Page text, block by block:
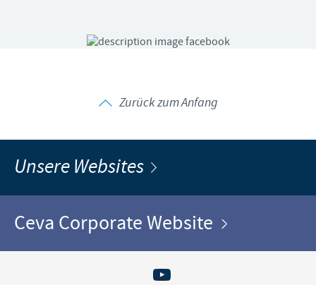
Zurück zum Anfang
Unsere Websites
Ceva Corporate Website